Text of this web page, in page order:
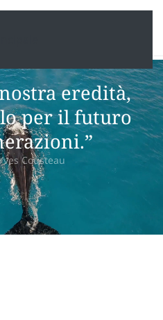
eredità,
per il futuro
Cousteau